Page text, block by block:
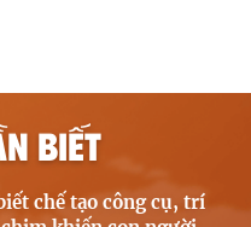
BIẾT
chế tạo công cụ, trí